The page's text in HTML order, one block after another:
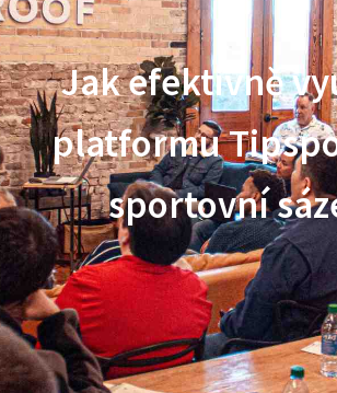
Jak efektivně
platformu
sportovní